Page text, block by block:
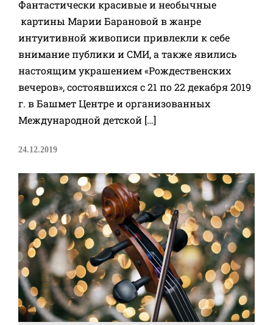
Фантастически красивые и необычные
картины Марии Барановой в жанре
интуитивной живописи привлекли к себе
внимание публики и СМИ, а также явились
настоящим украшением «Рождественских
вечеров», состоявшихся с 21 по 22 декабря 2019
г. в Башмет Центре и организованных
Международной детской […]
24.12.2019